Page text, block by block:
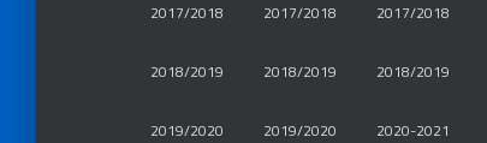
2017/2018 2017/2018 2017/2018
2018/2019 2018/2019 2018/2019
2019/2020 2019/2020 2020-2021